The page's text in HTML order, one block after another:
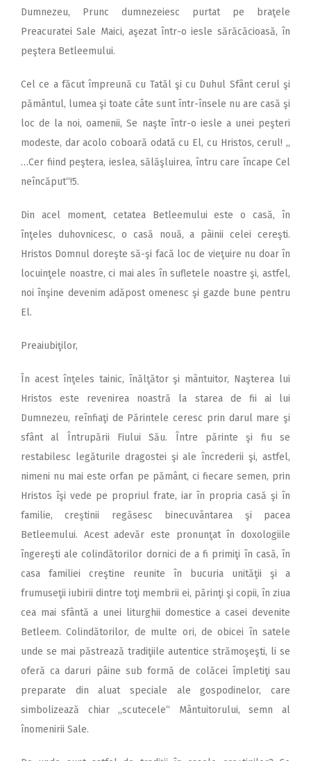
Dumnezeu, Prunc dumnezeiesc purtat pe braţele
Preacuratei Sale Maici, aşezat într-o iesle sărăcăcioasă, în
peştera Betleemului.
Cel ce a făcut împreună cu Tatăl şi cu Duhul Sfânt cerul şi
pământul, lumea şi toate câte sunt într-însele nu are casă şi
loc de la noi, oamenii, Se naşte într-o iesle a unei peşteri
modeste, dar acolo coboară odată cu El, cu Hristos, cerul! ,,
…Cer fiind peştera, ieslea, sălăşluirea, întru care încape Cel
neîncăput“!5.
Din acel moment, cetatea Betleemului este o casă, în
înţeles duhovnicesc, o casă nouă, a pâinii celei cereşti.
Hristos Domnul doreşte să-şi facă loc de vieţuire nu doar în
locuinţele noastre, ci mai ales în sufletele noastre şi, astfel,
noi înşine devenim adăpost omenesc şi gazde bune pentru
El.
Preaiubiţilor,
În acest înţeles tainic, înălţător şi mântuitor, Naşterea lui
Hristos este revenirea noastră la starea de fii ai lui
Dumnezeu, reînfiaţi de Părintele ceresc prin darul mare şi
sfânt al Întrupării Fiului Său. Între părinte şi fiu se
restabilesc legăturile dragostei şi ale încrederii şi, astfel,
nimeni nu mai este orfan pe pământ, ci fiecare semen, prin
Hristos îşi vede pe propriul frate, iar în propria casă şi în
familie, creştinii regăsesc binecuvântarea şi pacea
Betleemului. Acest adevăr este pronunţat în doxologiile
îngereşti ale colindătorilor dornici de a fi primiţi în casă, în
casa familiei creştine reunite în bucuria unităţii şi a
frumuseţii iubirii dintre toţi membrii ei, părinţi şi copii, în ziua
cea mai sfântă a unei liturghii domestice a casei devenite
Betleem. Colindătorilor, de multe ori, de obicei în satele
unde se mai păstrează tradiţiile autentice strămoşeşti, li se
oferă ca daruri pâine sub formă de colăcei împletiţi sau
preparate din aluat speciale ale gospodinelor, care
simbolizează chiar ,,scutecele“ Mântuitorului, semn al
înomenirii Sale.